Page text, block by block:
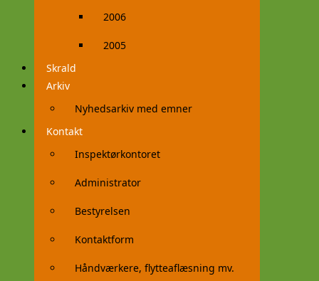
2006
2005
Skrald
Arkiv
Nyhedsarkiv med emner
Kontakt
Inspektørkontoret
Administrator
Bestyrelsen
Kontaktform
Håndværkere, flytteaflæsning mv.